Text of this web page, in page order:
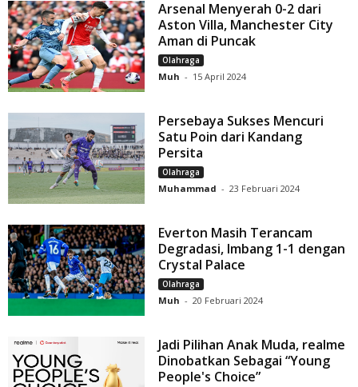
Arsenal Menyerah 0-2 dari
Aston Villa, Manchester City
Aman di Puncak
Olahraga
Muh - 15 April 2024
Persebaya Sukses Mencuri
Satu Poin dari Kandang
Persita
Olahraga
Muhammad - 23 Februari 2024
Everton Masih Terancam
Degradasi, Imbang 1-1 dengan
Crystal Palace
Olahraga
Muh - 20 Februari 2024
Jadi Pilihan Anak Muda, realme
Dinobatkan Sebagai “Young
People's Choice”